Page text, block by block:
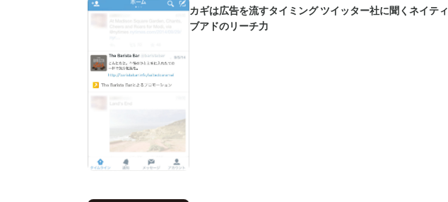
カギは広告を流すタイミング ツイッター社に聞くネイティ
ブアドのリーチ力